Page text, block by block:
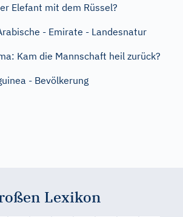
Elefant mit dem Rüssel?
- Emirate - Landesnatur
Kam die Mannschaft heil zurück?
- Bevölkerung
Lexikon